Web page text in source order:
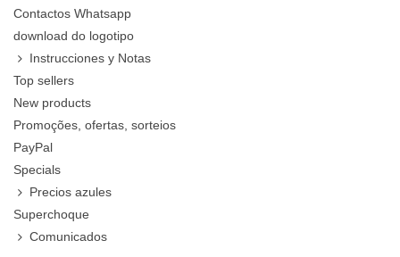
Contactos Whatsapp
download do logotipo
Instrucciones y Notas
Top sellers
New products
Promoções, ofertas, sorteios
PayPal
Specials
Precios azules
Superchoque
Comunicados